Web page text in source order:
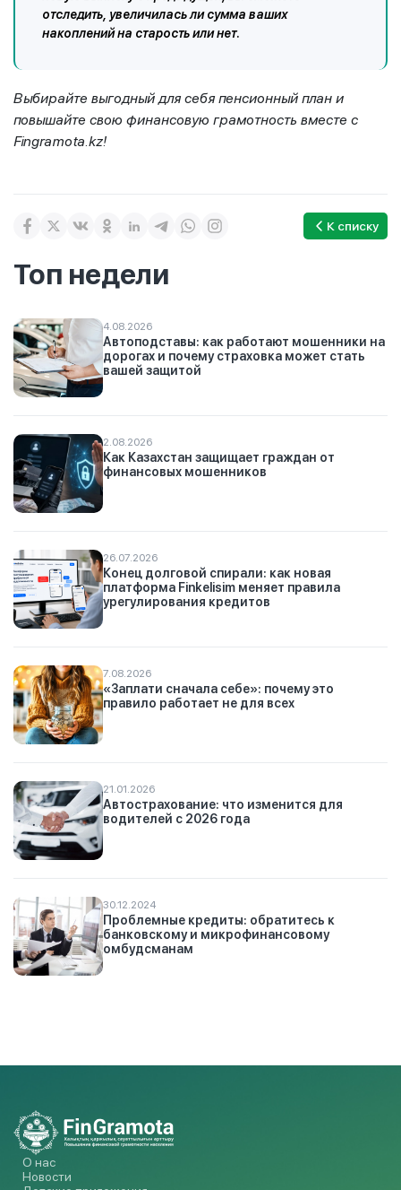
отследить, увеличилась ли сумма ваших
накоплений на старость или нет.
Выбирайте выгодный для себя пенсионный план и
повышайте свою финансовую грамотность вместе с
Fingramota.kz!
К списку
Топ недели
4.08.2026
Автоподставы: как работают мошенники на
дорогах и почему страховка может стать
вашей защитой
2.08.2026
Как Казахстан защищает граждан от
финансовых мошенников
26.07.2026
Конец долговой спирали: как новая
платформа Finkelisim меняет правила
урегулирования кредитов
7.08.2026
«Заплати сначала себе»: почему это
правило работает не для всех
21.01.2026
Автострахование: что изменится для
водителей с 2026 года
30.12.2024
Проблемные кредиты: обратитесь к
банковскому и микрофинансовому
омбудсманам
О нас
Новости